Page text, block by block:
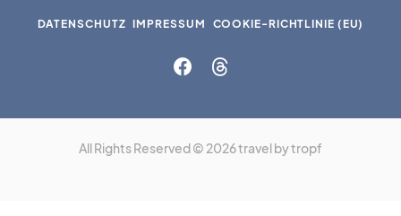
DATENSCHUTZ IMPRESSUM COOKIE-RICHTLINIE (EU)
All Rights Reserved © 2026 travel by tropf